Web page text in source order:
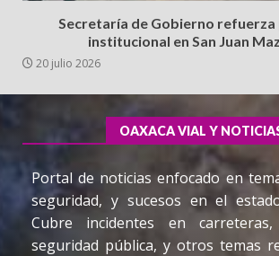
Secretaría de Gobierno refuerza
institucional en San Juan
20 julio 2026
OAXACA VIAL Y
Portal de noticias enfocado en
seguridad, y sucesos en el
Cubre incidentes en
seguridad pública, y otros temas